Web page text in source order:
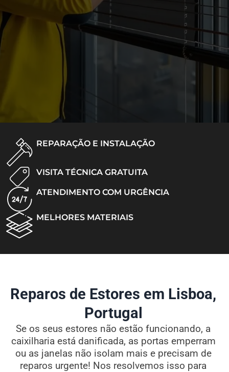
REPARAÇÃO E INSTALAÇÃO
VISITA TÉCNICA GRATUITA
ATENDIMENTO COM URGÊNCIA
MELHORES MATERIAIS
Reparos de Estores em Lisboa,
Portugal
Se os seus estores não estão funcionando, a
caixilharia está danificada, as portas emperram
ou as janelas não isolam mais e precisam de
reparos urgente! Nos resolvemos isso para